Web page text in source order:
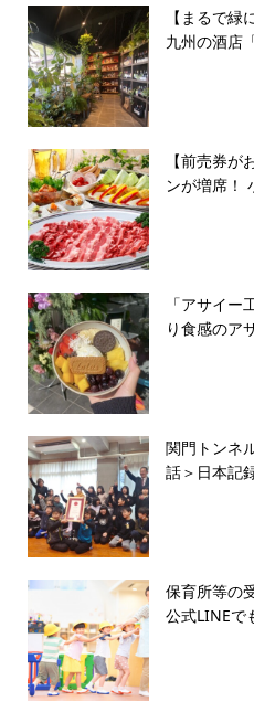
【まるで
九州の酒店
【前売券
ンが増席！
「アサイ
り食感のア
関門トンネ
話＞日本記
保育所等の
公式LINEで